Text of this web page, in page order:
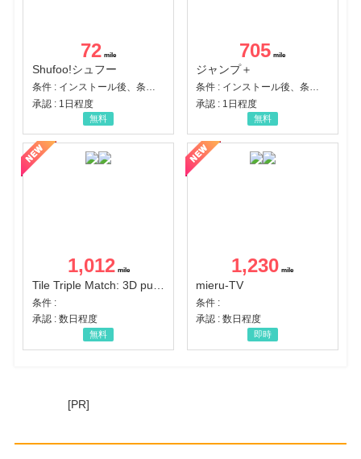
72
Shufoo!シュフー
条件 : インストール後、条件達成
承認 : 1日程度
無料
705
ジャンプ＋
条件 : インストール後、条件達成
承認 : 1日程度
無料
1,012
条件 :
承認 : 数日程度
無料
1,230
mieru-TV
条件 :
承認 : 数日程度
即時
[PR]